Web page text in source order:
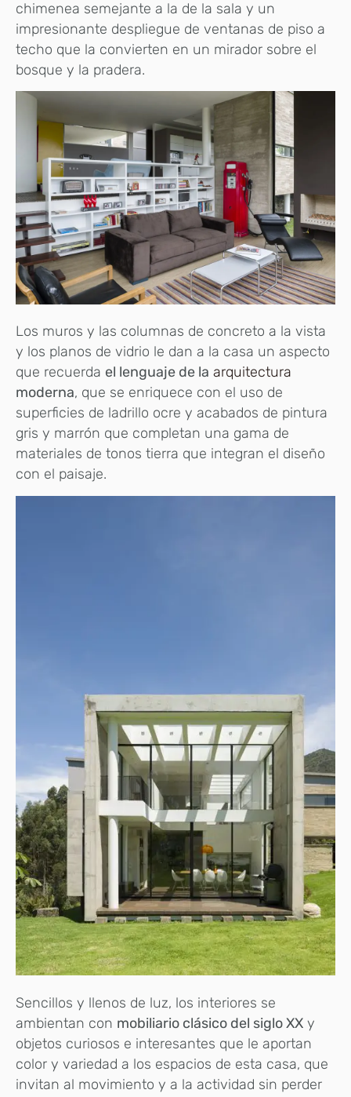
chimenea semejante a la de la sala y un
impresionante despliegue de ventanas de piso a
techo que la convierten en un mirador sobre el
bosque y la pradera.
Los muros y las columnas de concreto a la vista
y los planos de vidrio le dan a la casa un aspecto
que recuerda el lenguaje de la arquitectura
moderna, que se enriquece con el uso de
superficies de ladrillo ocre y acabados de pintura
gris y marrón que completan una gama de
materiales de tonos tierra que integran el diseño
con el paisaje.
Sencillos y llenos de luz, los interiores se
ambientan con mobiliario clásico del siglo XX y
objetos curiosos e interesantes que le aportan
color y variedad a los espacios de esta casa, que
invitan al movimiento y a la actividad sin perder